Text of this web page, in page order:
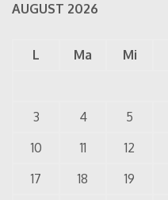
AUGUST 2026
L Ma Mi
3
4 5
10
11 12
17
18 19